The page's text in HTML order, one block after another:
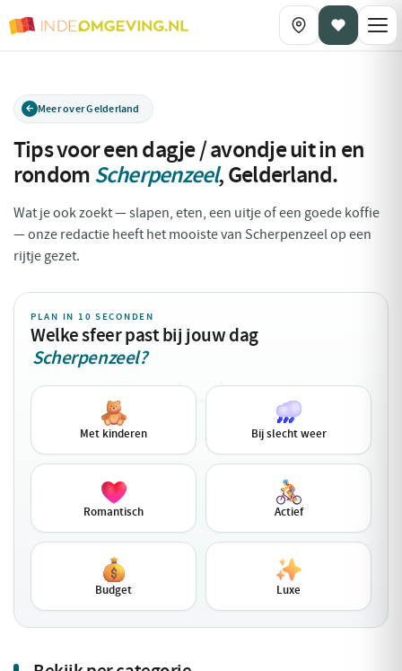
Meer over Gelderland
Tips voor een dagje / avondje uit in en
rondomScherpenzeel,Gelderland.
Wat je ook zoekt — slapen, eten, een uitje of een goede koffie
— onze redactie heeft het mooiste van Scherpenzeel op een
rijtje gezet.
PLAN IN 10 SECONDEN
Welke sfeer past bij jouw dag
Scherpenzeel?
Met kinderen Bij slecht weer
Romantisch Actief
Budget Luxe